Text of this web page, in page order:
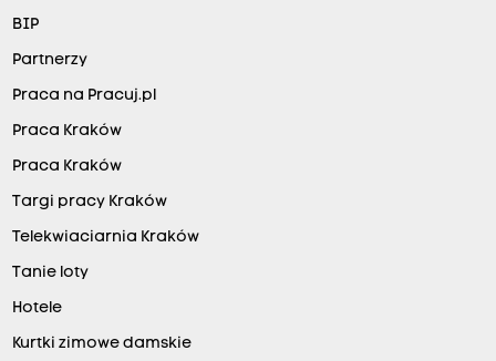
BIP
Partnerzy
Praca na Pracuj.pl
Praca Kraków
Praca Kraków
Targi pracy Kraków
Telekwiaciarnia Kraków
Tanie loty
Hotele
Kurtki zimowe damskie